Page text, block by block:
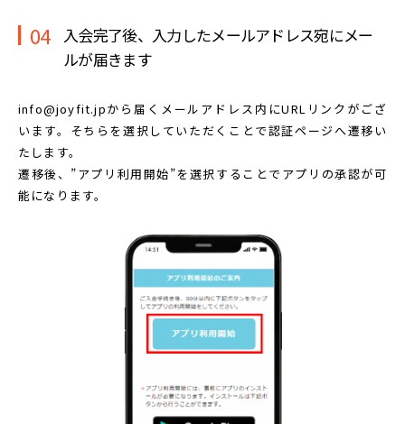
04 入会完了後、入力したメールアドレス宛にメー
ルが届きます
info@joyfit.jpから届くメールアドレス内にURLリンクがござ
います。 そちらを選択していただくことで認証ページへ遷移い
たします。
遷移後、”アプリ利用開始”を選択することで アプリの承認が可
能になります。